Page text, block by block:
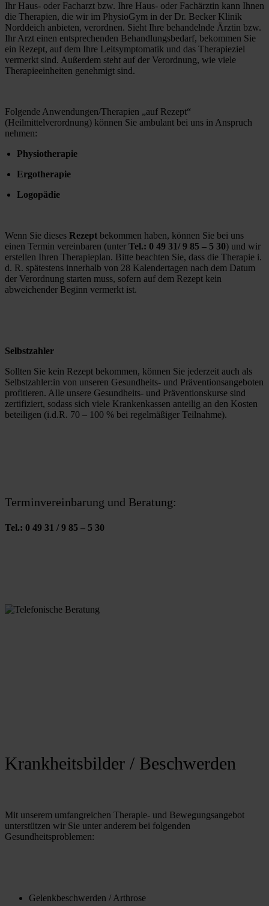
Ihr Haus- oder Facharzt bzw. Ihre Haus- oder Fachärztin kann Ihnen
die Therapien, die wir im PhysioGym in der Dr. Becker Klinik
Norddeich anbieten, verordnen. Sieht Ihre behandelnde Ärztin bzw.
Ihr Arzt einen entsprechenden Behandlungsbedarf, bekommen Sie
ein Rezept, auf dem Ihre Leitsymptomatik und das Therapieziel
vermerkt sind. Außerdem steht auf der Verordnung, wie viele
Therapieeinheiten genehmigt sind.
Folgende Anwendungen/Therapien „auf Rezept“
(Heilmittelverordnung) können Sie ambulant bei uns in Anspruch
nehmen:
Physiotherapie
Ergotherapie
Logopädie
Wenn Sie dieses Rezept bekommen haben, können Sie bei uns
einen Termin vereinbaren (unter Tel.: 0 49 31/ 9 85 – 5 30) und wir
erstellen Ihren Therapieplan. Bitte beachten Sie, dass die Therapie i.
d. R. spätestens innerhalb von 28 Kalendertagen nach dem Datum
der Verordnung starten muss, sofern auf dem Rezept kein
abweichender Beginn vermerkt ist.
Selbstzahler
Sollten Sie kein Rezept bekommen, können Sie jederzeit auch als
Selbstzahler:in von unseren Gesundheits- und Präventionsangeboten
profitieren. Alle unsere Gesundheits- und Präventionskurse sind
zertifiziert, sodass sich viele Krankenkassen anteilig an den Kosten
beteiligen (i.d.R. 70 – 100 % bei regelmäßiger Teilnahme).
Terminvereinbarung und Beratung:
Tel.: 0 49 31 / 9 85 – 5 30
Krankheitsbilder / Beschwerden
Mit unserem umfangreichen Therapie- und Bewegungsangebot
unterstützen wir Sie unter anderem bei folgenden
Gesundheitsproblemen:
Gelenkbeschwerden / Arthrose